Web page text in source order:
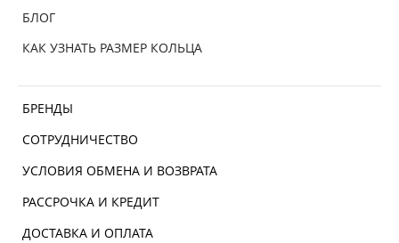
БЛОГ
КАК УЗНАТЬ РАЗМЕР КОЛЬЦА
БРЕНДЫ
СОТРУДНИЧЕСТВО
УСЛОВИЯ ОБМЕНА И ВОЗВРАТА
РАССРОЧКА И КРЕДИТ
ДОСТАВКА И ОПЛАТА